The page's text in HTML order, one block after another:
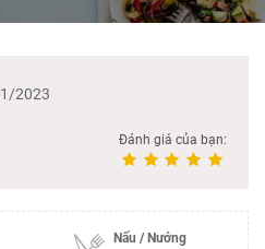
2023
Đánh giá của bạn:
Nấu / Nướng